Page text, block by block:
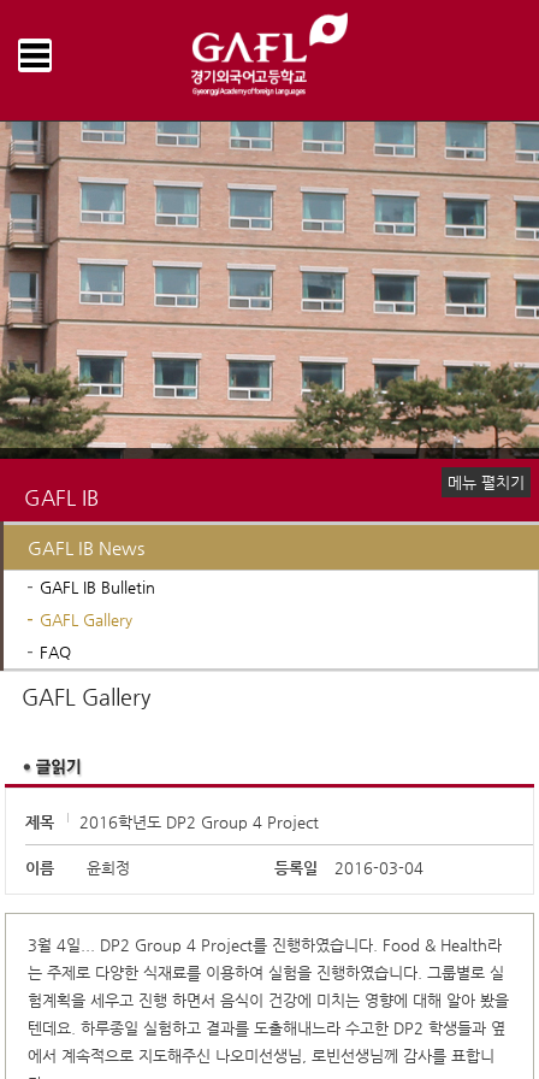
GAFL Gallery
GAFL IB
IBDP in GAFL
GAFL IB News
GAFL IB Bulletin
GAFL Gallery
FAQ
메뉴 펼치기
GAFL Gallery
제목 2016학년도 DP2 Group 4 Project
이름 윤희정 등록일 2016-03-04
3월 4일... DP2 Group 4 Project를 진행하였습니다. Food & Health라
는 주제로 다양한 식재료를 이용하여 실험을 진행하였습니다. 그룹별로 실
험계획을 세우고 진행 하면서 음식이 건강에 미치는 영향에 대해 알아 봤을
텐데요. 하루종일 실험하고 결과를 도출해내느라 수고한 DP2 학생들과 옆
에서 계속적으로 지도해주신 나오미선생님, 로빈선생님께 감사를 표합니